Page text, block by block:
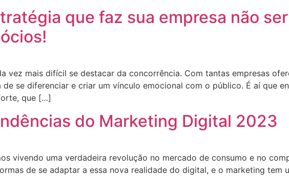
que faz sua empresa não
vez mais difícil se destacar da concorrência. Com tantas empresas
se diferenciar e criar um vínculo emocional com o público. É aí que
que […]
do Marketing Digital 2023
vivendo uma verdadeira revolução no mercado de consumo e no
de se adaptar a essa nova realidade do digital, e o marketing tem